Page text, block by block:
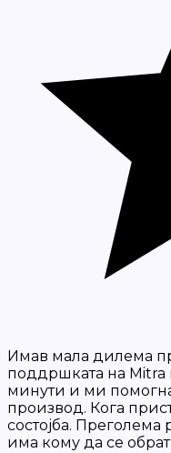
Имав мала дилема
поддршката на Mitra
минути и ми
производ. Кога
состојба.
има кому да се